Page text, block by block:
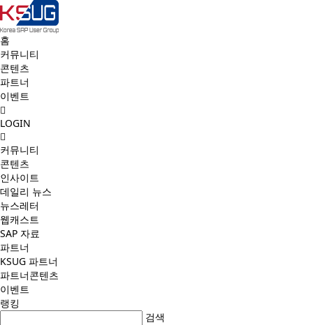
홈
커뮤니티
콘텐츠
파트너
이벤트
LOGIN
커뮤니티
콘텐츠
인사이트
데일리 뉴스
뉴스레터
웹캐스트
SAP 자료
파트너
KSUG 파트너
파트너콘텐츠
이벤트
랭킹
검색